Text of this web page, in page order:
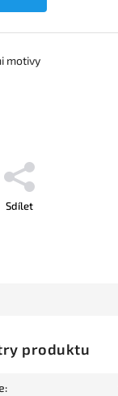
motivy
Sdílet
produktu
: